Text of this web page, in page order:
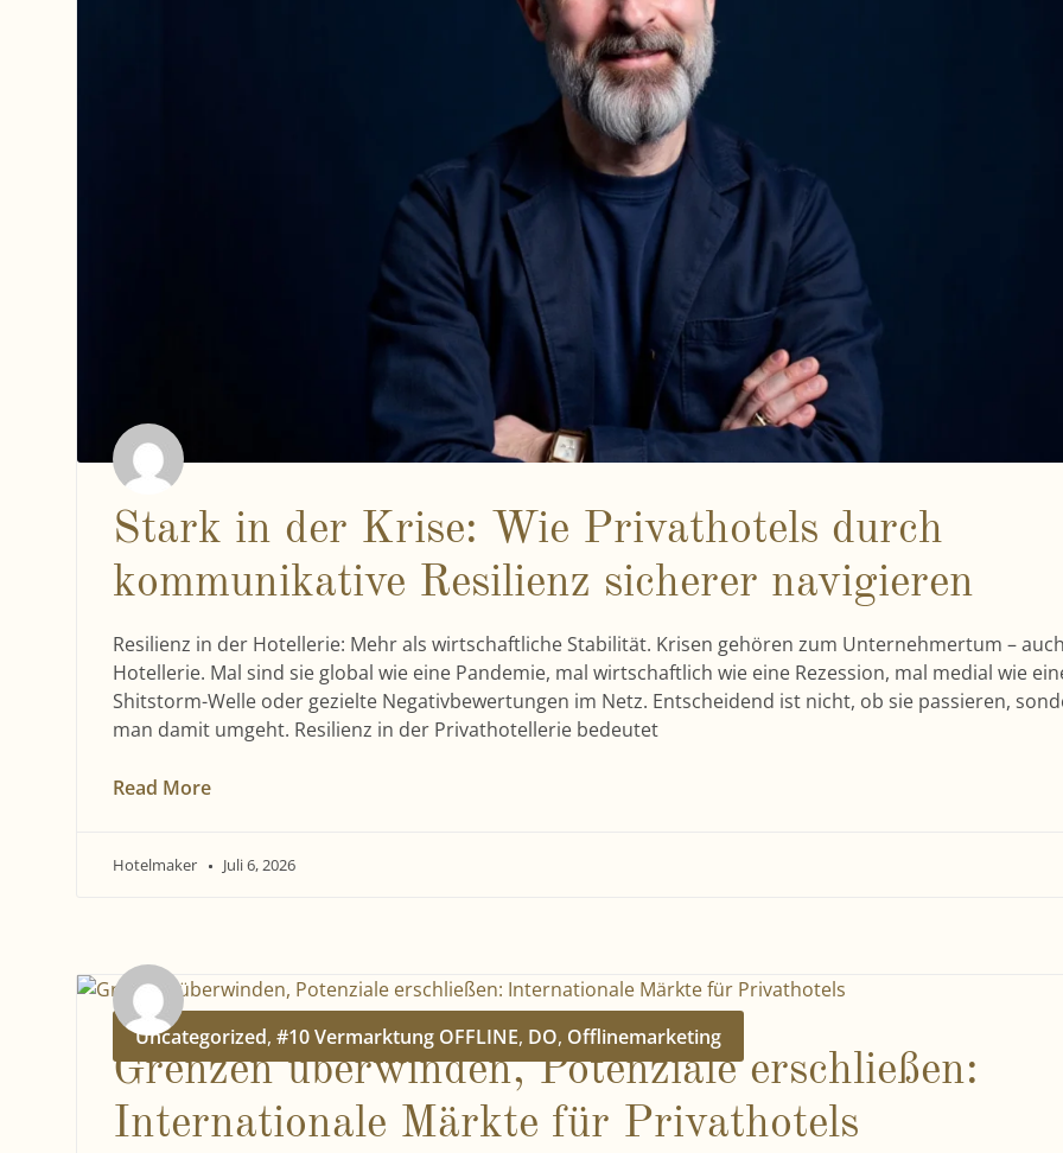
Stark in der Krise: Wie Privathotels durch
kommunikative Resilienz sicherer navigieren
Resilienz in der Hotellerie: Mehr als wirtschaftliche Stabilität. Krisen gehören zum Unternehmertum –
Hotellerie. Mal sind sie global wie eine Pandemie, mal wirtschaftlich wie eine Rezession, mal medial wie
Shitstorm-Welle oder gezielte Negativbewertungen im Netz. Entscheidend ist nicht, ob sie passieren,
man damit umgeht. Resilienz in der Privathotellerie bedeutet
Read More
Hotelmaker Juli 6, 2026
Uncategorized,#10 Vermarktung OFFLINE, DO, Offlinemarketing
Grenzen überwinden, Potenziale erschließen:
Internationale Märkte für Privathotels